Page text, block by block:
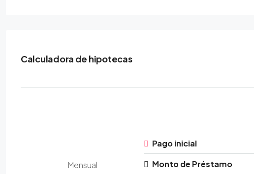
Calculadora de hipotecas
Mensual
Pago inicial
Monto de Préstamo